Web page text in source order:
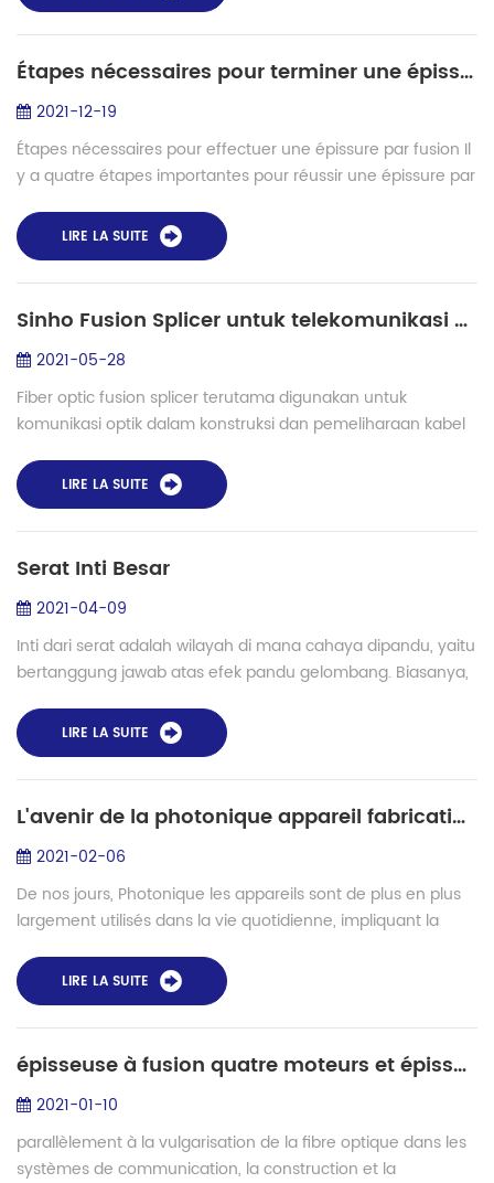
Étapes nécessaires pour terminer une épissure par fusion
2021-12-19
Étapes nécessaires pour effectuer une épissure par fusion Il
y a quatre étapes importantes pour réussir une épissure par
avec soin et dans l...
LIRE LA SUITE
Sinho Fusion Splicer untuk telekomunikasi dan serat khusus dalam industri fotonik
2021-05-28
Fiber optic fusion splicer terutama digunakan untuk
komunikasi optik dalam konstruksi dan pemeliharaan kabel
umum adalah penggunaan busu...
LIRE LA SUITE
Serat Inti Besar
2021-04-09
Inti dari serat adalah wilayah di mana cahaya dipandu, yaitu
bertanggung jawab atas efek pandu gelombang. Biasanya,
tidak dengan menggunakan...
LIRE LA SUITE
L'avenir de la photonique appareil fabrication- épissage spécial de fibre
2021-02-06
De nos jours, Photonique les appareils sont de plus en plus
largement utilisés dans la vie quotidienne, impliquant la
militaire et d'autres a...
LIRE LA SUITE
épisseuse à fusion quatre moteurs et épisseuse à fusion six moteurs
2021-01-10
parallèlement à la vulgarisation de la fibre optique dans les
systèmes de communication, la construction et la